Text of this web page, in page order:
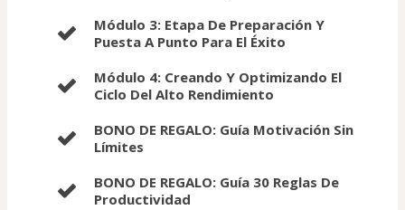
Módulo 3: Etapa De Preparación Y
Puesta A Punto Para El Éxito
Módulo 4: Creando Y Optimizando El
Ciclo Del Alto Rendimiento
BONO DE REGALO: Guía Motivación Sin
Límites
BONO DE REGALO: Guía 30 Reglas De
Productividad